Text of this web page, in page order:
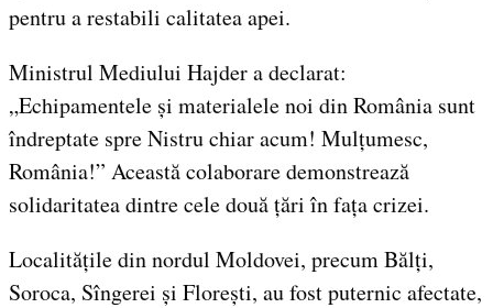
pentru a restabili calitatea apei.
Ministrul Mediului Hajder a declarat:
„Echipamentele și materialele noi din România sunt
îndreptate spre Nistru chiar acum! Mulțumesc,
România!” Această colaborare demonstrează
solidaritatea dintre cele două țări în fața crizei.
Localitățile din nordul Moldovei, precum Bălți,
Soroca, Sîngerei și Florești, au fost puternic afectate,